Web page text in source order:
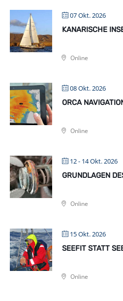
07 Okt. 2026
KANARISCHE
Online
08 Okt. 2026
ORCA
Online
12 - 14 Okt. 2026
GRUNDLAGEN
Online
15 Okt. 2026
SEEFIT STATT
Online